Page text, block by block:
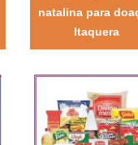
natalina para
Itaquera